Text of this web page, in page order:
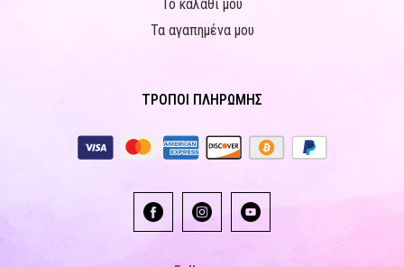
Το καλάθι μου
Τα αγαπημένα μου
ΤΡΟΠΟΙ ΠΛΗΡΩΜΗΣ